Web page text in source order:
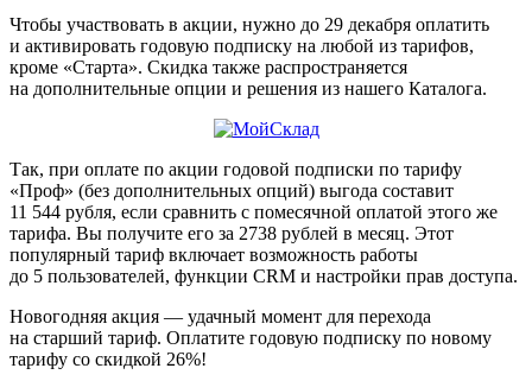
Чтобы участвовать в акции, нужно до 29 декабря оплатить
и активировать годовую подписку на любой из тарифов,
кроме «Старта». Скидка также распространяется
на дополнительные опции и решения из нашего Каталога.
Так, при оплате по акции годовой подписки по тарифу
«Проф» (без дополнительных опций) выгода составит
11 544 рубля, если сравнить с помесячной оплатой этого же
тарифа. Вы получите его за 2738 рублей в месяц. Этот
популярный тариф включает возможность работы
до 5 пользователей, функции CRM и настройки прав доступа.
Новогодняя акция — удачный момент для перехода
на старший тариф. Оплатите годовую подписку по новому
тарифу со скидкой 26%!